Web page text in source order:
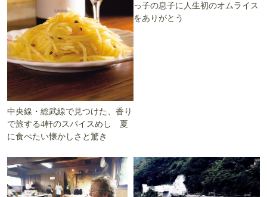
中央線・総武線で見つけた、香り
で旅する4軒のスパイスめし 夏
に食べたい懐かしさと驚き
っ子の息子に人生初のオムライス
をありがとう